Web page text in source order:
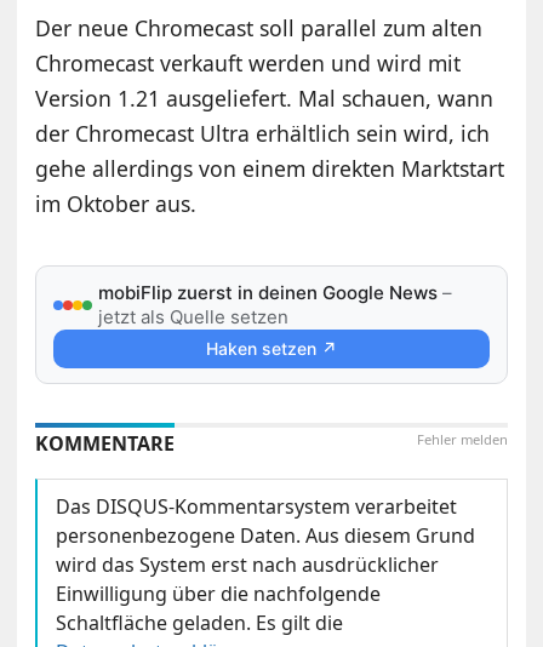
Der neue Chromecast soll parallel zum alten
Chromecast verkauft werden und wird mit
Version 1.21 ausgeliefert. Mal schauen, wann
der Chromecast Ultra erhältlich sein wird, ich
gehe allerdings von einem direkten Marktstart
im Oktober aus.
mobiFlip zuerst in deinen Google News –
jetzt als Quelle setzen
Haken setzen ↗
Fehler melden
KOMMENTARE
Das DISQUS-Kommentarsystem verarbeitet
personenbezogene Daten. Aus diesem Grund
wird das System erst nach ausdrücklicher
Einwilligung über die nachfolgende
Schaltfläche geladen. Es gilt die